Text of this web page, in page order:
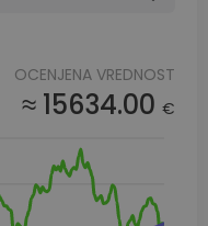
OCENJENA VREDNOST
≈ 15634.00 €